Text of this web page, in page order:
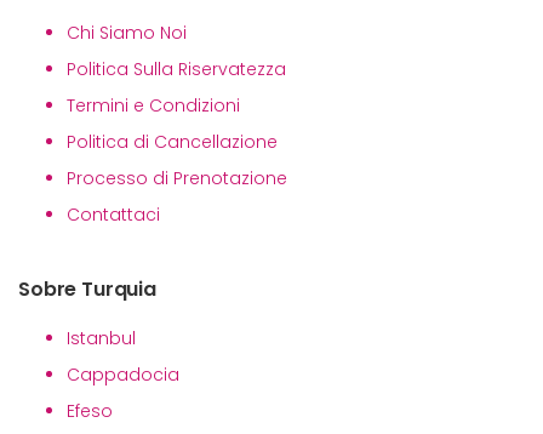
Chi Siamo Noi
Politica Sulla Riservatezza
Termini e Condizioni
Politica di Cancellazione
Processo di Prenotazione
Contattaci
Sobre Turquia
Istanbul
Cappadocia
Efeso